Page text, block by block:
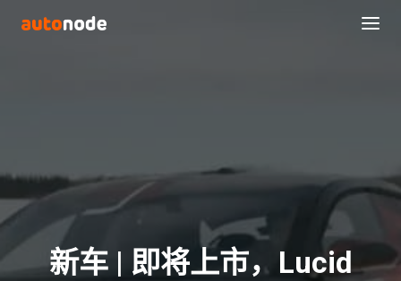
新车 | 即将上市，Lucid